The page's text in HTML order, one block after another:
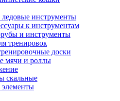
инструменты
к инструментам
и инструменты
тренировок
доски
мячи и роллы
скальные
элементы